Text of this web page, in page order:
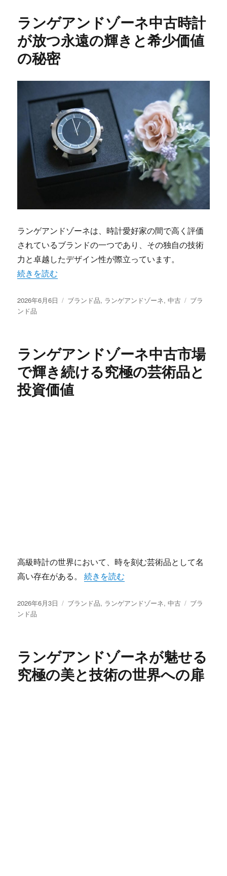
ランゲアンドゾーネ中古時計
が放つ永遠の輝きと希少価値
の秘密
ランゲアンドゾーネは、時計愛好家の間で高く評価
されているブランドの一つであり、その独自の技術
力と卓越したデザイン性が際立っています。
“ランゲアンドゾーネ中古時計が放つ永遠の輝きと希少価
続きを読む
投
稿
2026年6月6日
カ
ブランド品, ランゲアンドゾーネ,中古
タ
ブラ
ンド品
ランゲアンドゾーネ中古市場
で輝き続ける究極の芸術品と
投資価値
高級時計の世界において、時を刻む芸術品として名
高い存在がある。“ランゲアンドゾーネ中古市場で輝き
続きを読む
投
稿
2026年6月3日
カ
ブランド品, ランゲアンドゾーネ,中古
タ
ブラ
ンド品
ランゲアンドゾーネが魅せる
究極の美と技術の世界への扉